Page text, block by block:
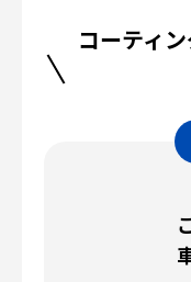
コーティ